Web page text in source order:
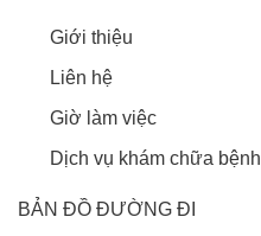
Giới thiệu
Liên hệ
Giờ làm việc
Dịch vụ khám chữa bệnh
BẢN ĐỒ ĐƯỜNG ĐI